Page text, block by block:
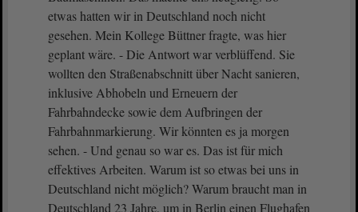
etwas hatten wir in Deutschland noch nicht
gesehen. Mein Kollege Büttner fragte, was hier
geplant wäre. - Die Antwort war verblüffend. Sie
wollten den Straßenabschnitt über Nacht sanieren,
inklusive Abhobeln und Erneuern der
Fahrbahndecke sowie dem Aufbringen der
Fahrbahnmarkierung. Wir könnten es ja morgen
sehen. - Und genau so war es. Das ist für mich
effektives Arbeiten. Warum ist so etwas bei uns in
Deutschland nicht möglich? Warum braucht man in
Deutschland 23 Jahre, um in Berlin einen Flughafen